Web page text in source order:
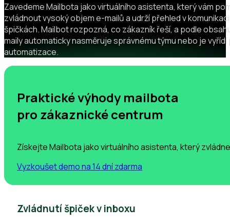
Zavedeme Mailbota jako virtuálního asistenta, který vám
zvládnout vysoký objem e-mailů a udrží přehled v
špičkách. Mailbot rozpozná, co zákazník řeší, a podle
maily automaticky nasměruje správnému týmu nebo je vyřídí
automatizace.
Praktické výhody mailbota
pro zákaznické centrum
Získejte Mailbota jako virtuálního asistenta, který
Vyzkoušet demo na 14 dní zdarma
Zvládnutí špiček v inboxu